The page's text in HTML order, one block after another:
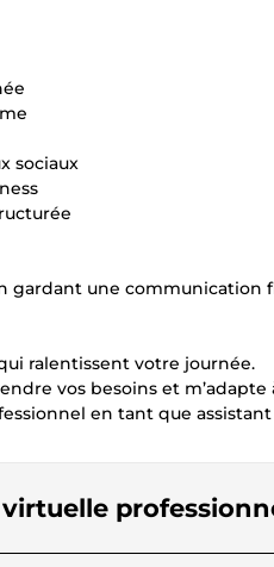
sociaux
une communication
ralentissent votre journée.
vos besoins et
en tant que